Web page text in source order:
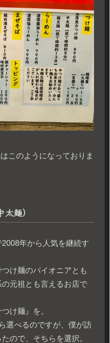
このようになっておりま
麺）
年から人気を継続す
け麺のパイオニアとも
元祖とも言えるお店で
け麺』を。
選べるのですが、僕が訪
ので、そちらを選択。